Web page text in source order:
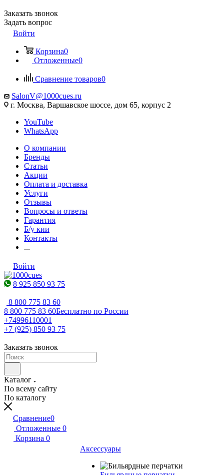
Заказать звонок
Задать вопрос
Войти
Корзина0
Отложенные0
Сравнение товаров0
SalonV@1000cues.ru
г. Москва, Варшавское шоссе, дом 65, корпус 2
YouTube
WhatsApp
О компании
Бренды
Статьи
Акции
Оплата и доставка
Услуги
Отзывы
Вопросы и ответы
Гарантия
Б/у кии
Контакты
...
Войти
8 925 850 93 75
8 800 775 83 60
8 800 775 83 60Бесплатно по России
+74996110001
+7 (925) 850 93 75
Заказать звонок
Каталог
По всему сайту
По каталогу
Сравнение0
Отложенные 0
Корзина 0
Аксессуары